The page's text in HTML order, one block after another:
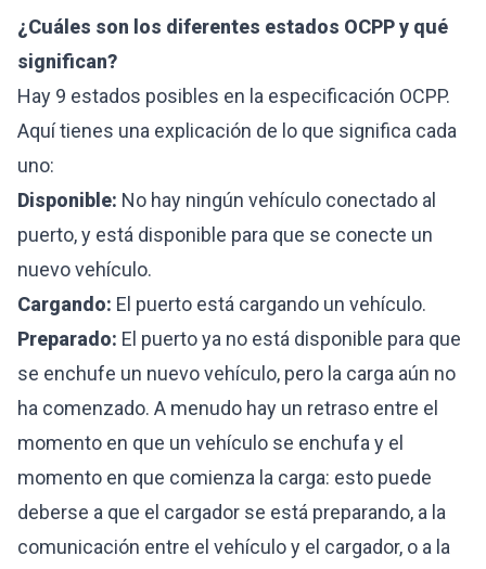
¿Cuáles son los diferentes estados OCPP y qué
significan?
Hay 9 estados posibles en la especificación OCPP.
Aquí tienes una explicación de lo que significa cada
uno:
Disponible: No hay ningún vehículo conectado al
puerto, y está disponible para que se conecte un
nuevo vehículo.
Cargando: El puerto está cargando un vehículo.
Preparado: El puerto ya no está disponible para que
se enchufe un nuevo vehículo, pero la carga aún no
ha comenzado. A menudo hay un retraso entre el
momento en que un vehículo se enchufa y el
momento en que comienza la carga: esto puede
deberse a que el cargador se está preparando, a la
comunicación entre el vehículo y el cargador, o a la